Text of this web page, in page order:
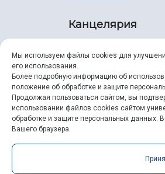
Канцелярия
8 (846) 267-43-70
ssau@ssau.ru
Мы используем файлы cookies для
его использования.
Более подробную информацию об
положение об обработке и защите
Продолжая пользоваться сайтом, вы
использовании файлов cookies сайтом
обработке и защите персональных данных.
Вашего браузера.